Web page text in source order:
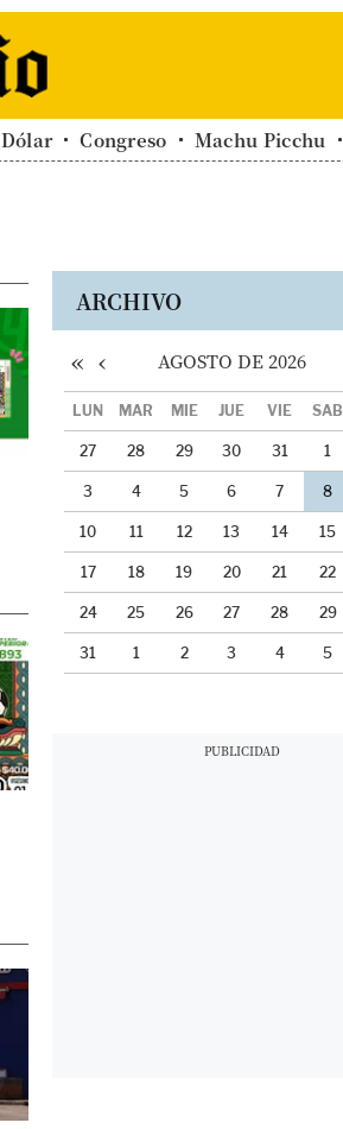
Dólar Congreso Machu Picchu
ARCHIVO
« ‹ AGOSTO DE 2026
LUN MAR MIÉ JUE VIE SÁB
27 28 29 30 31 1
3 4 5 6 7 8
10 11 12 13 14 15
17 18 19 20 21 22
24 25 26 27 28 29
31 1 2 3 4 5